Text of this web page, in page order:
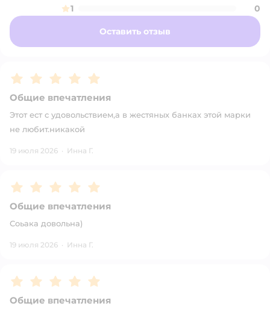
1
0
Оставить отзыв
Рейтинг:5
Общие впечатления
Этот ест с удовольствием,а в жестяных банках этой марки
не любит.никакой
19 июля 2026 · Инна Г.
Рейтинг:5
Общие впечатления
Соьака довольна)
19 июля 2026 · Инна Г.
Рейтинг:5
Общие впечатления